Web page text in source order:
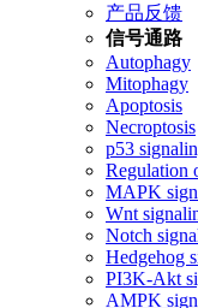
产品反馈
信号通路
Autophagy
Mitophagy
Apoptosis
Necroptosis
p53
Regulation
MAPK
Wnt
Notch
Hedgehog
PI3K-Akt
AMPK